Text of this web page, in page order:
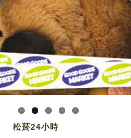
松菸24小時